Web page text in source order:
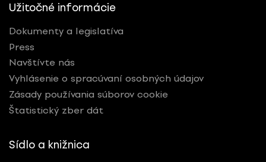
Užitočné informácie
Dokumenty a legislatíva
Press
Navštívte nás
Vyhlásenie o spracúvaní osobných údajov
Zásady používania súborov cookie
Štatistický zber dát
Sídlo a knižnica